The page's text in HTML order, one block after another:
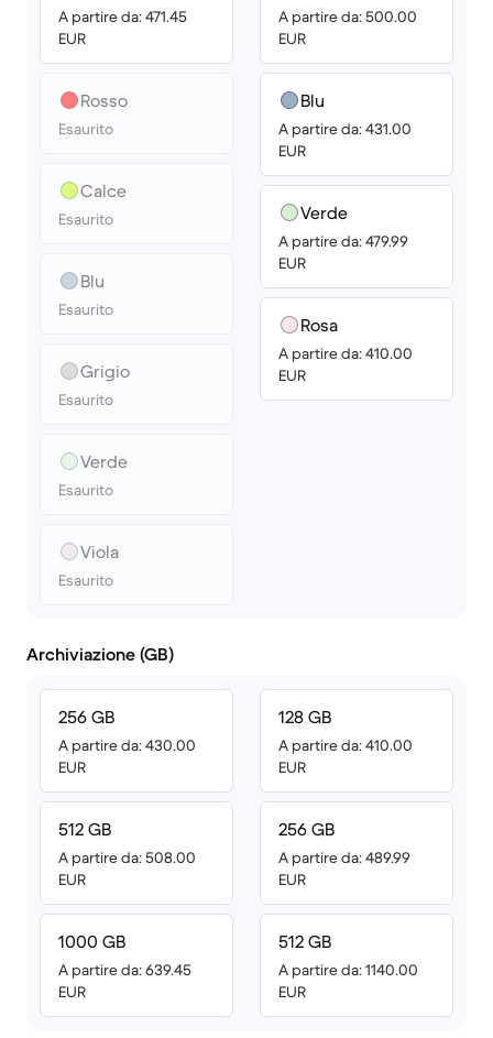
A partire da: 471.45
EUR
Rosso
Esaurito
Calce
Esaurito
Blu
Esaurito
Grigio
Esaurito
Verde
Esaurito
Viola
Esaurito
A partire da: 500.00
EUR
Blu
A partire da: 431.00
EUR
Verde
A partire da: 479.99
EUR
Rosa
A partire da: 410.00
EUR
Archiviazione (GB)
256 GB
A partire da: 430.00
EUR
512 GB
A partire da: 508.00
EUR
1000 GB
A partire da: 639.45
EUR
128 GB
A partire da: 410.00
EUR
256 GB
A partire da: 489.99
EUR
512 GB
A partire da: 1140.00
EUR